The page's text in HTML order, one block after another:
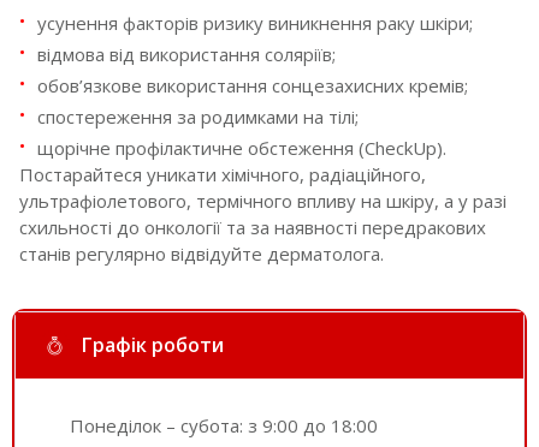
усунення факторів ризику виникнення раку шкіри;
відмова від використання соляріїв;
обов’язкове використання сонцезахисних кремів;
спостереження за родимками на тілі;
щорічне профілактичне обстеження (CheckUp).
Постарайтеся уникати хімічного, радіаційного,
ультрафіолетового, термічного впливу на шкіру, а у разі
схильності до онкології та за наявності передракових
станів регулярно відвідуйте дерматолога.
Графік роботи
Понеділок – субота: з 9:00 до 18:00